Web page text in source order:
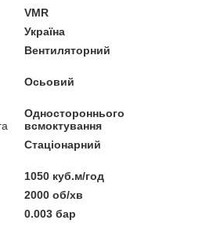
VMR
Україна
Вентиляторний
Осьовий
Одностороннього
всмоктування
Стаціонарний
1050 куб.м/год
2000 об/хв
0.003 бар